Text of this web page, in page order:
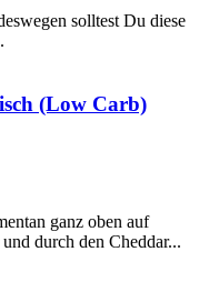
solltest Du diese
(Low Carb)
ganz oben auf
durch den Cheddar...